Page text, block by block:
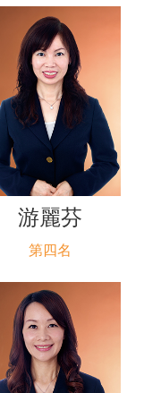
游麗芬
第四名